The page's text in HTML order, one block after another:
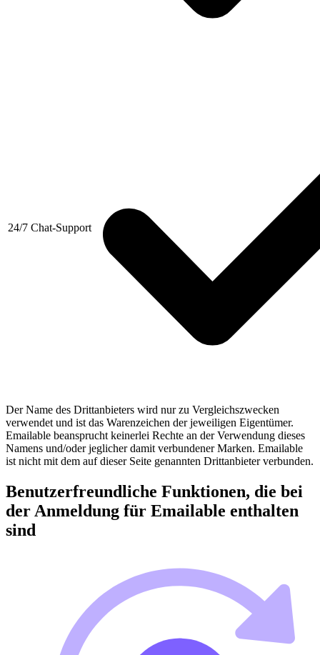
24/7 Chat-Support
Der Name des Drittanbieters wird nur zu Vergleichszwecken
verwendet und ist das Warenzeichen der jeweiligen Eigentümer.
Emailable beansprucht keinerlei Rechte an der Verwendung dieses
Namens und/oder jeglicher damit verbundener Marken. Emailable
ist nicht mit dem auf dieser Seite genannten Drittanbieter verbunden.
Benutzerfreundliche Funktionen, die bei
der Anmeldung für Emailable enthalten
sind